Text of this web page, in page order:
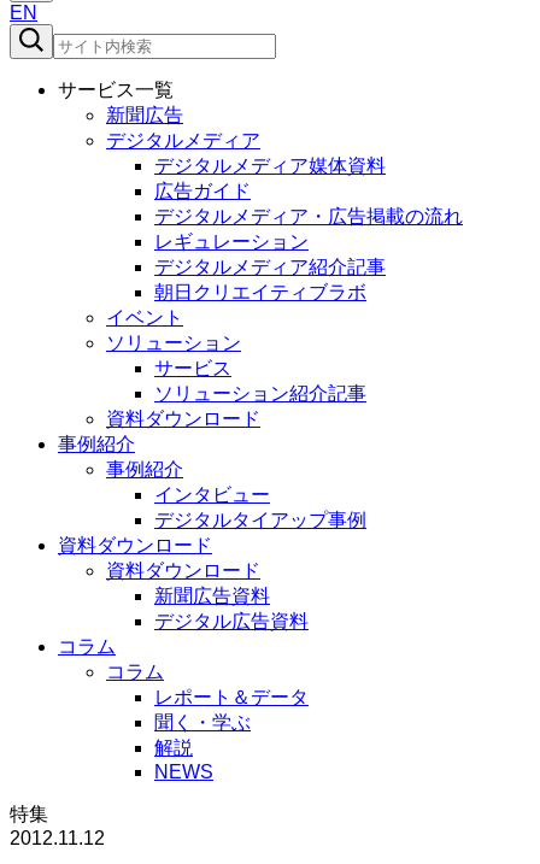
EN
サービス一覧
新聞広告
デジタルメディア
デジタルメディア媒体資料
広告ガイド
デジタルメディア・広告掲載の流れ
レギュレーション
デジタルメディア紹介記事
朝日クリエイティブラボ
イベント
ソリューション
サービス
ソリューション紹介記事
資料ダウンロード
事例紹介
事例紹介
インタビュー
デジタルタイアップ事例
資料ダウンロード
資料ダウンロード
新聞広告資料
デジタル広告資料
コラム
コラム
レポート＆データ
聞く・学ぶ
解説
NEWS
特集
2012.11.12